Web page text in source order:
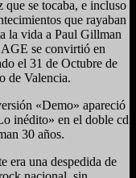
se tocaba, e incluso
que rayaban
la vida a Paul Gillman
se convirtió en
el 31 de Octubre de
de Valencia.
«Demo» apareció
inédito» en el doble cd
30 años.
era una despedida de